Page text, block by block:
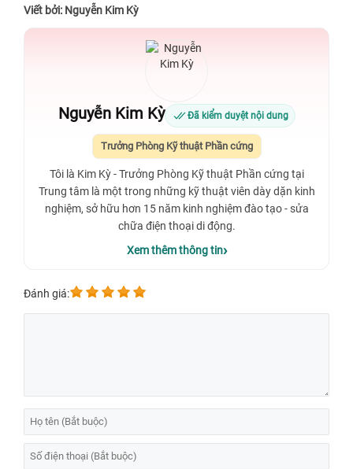
Viết bởi: Nguyễn Kim Kỳ
Nguyễn Kim Kỳ Đã kiểm duyệt nội dung
Trưởng Phòng Kỹ thuật Phần cứng
Tôi là Kim Kỳ - Trưởng Phòng Kỹ thuật Phần cứng tại
Trung tâm là một trong những kỹ thuật viên dày dặn kinh
nghiệm, sở hữu hơn 15 năm kinh nghiệm đào tạo - sửa
chữa điện thoại di động.
Xem thêm thông tin
Đánh giá: